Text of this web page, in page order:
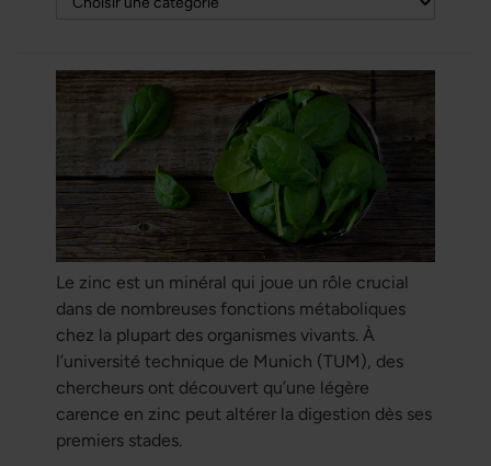
Le zinc est un minéral qui joue un rôle crucial
dans de nombreuses fonctions métaboliques
chez la plupart des organismes vivants. À
l’université technique de Munich (TUM), des
chercheurs ont découvert qu’une légère
carence en zinc peut altérer la digestion dès ses
premiers stades.